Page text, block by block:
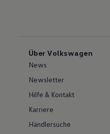
Über Volkswagen
News
Newsletter
Hilfe & Kontakt
Karriere
Händlersuche